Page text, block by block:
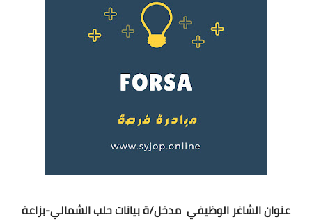
عنوان الشاغر الوظيفي مدخل/ة بيانات حلب الشمالي-بزاعة